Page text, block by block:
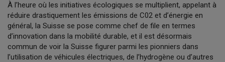
À l’heure où les initiatives écologiques se multiplient, appelant à
réduire drastiquement les émissions de C02 et d’énergie en
général, la Suisse se pose comme chef de file en termes
d’innovation dans la mobilité durable, et il est désormais
commun de voir la Suisse figurer parmi les pionniers dans
l’utilisation de véhicules électriques, de l’hydrogène ou d’autres